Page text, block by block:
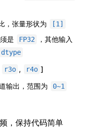
，张量形状为 [1]
是 FP32
，其他输入
dtype
r3o , r4o ]
输出，范围为
0~1
，保持代码简单